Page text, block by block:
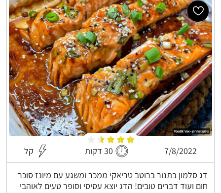
7/8/2022 30 דקות קל
דג סלמון בתנור ברוטב טריאקי ממכר ומשגע עם מיונז סוכר
חום ועוד דברים טובים! הדג יוצא עסיסי וסופר טעים לאוהבי